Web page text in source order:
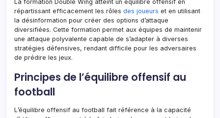
La formation Double Wing atteint un équilibre offensif en
répartissant efficacement les rôles des joueurs et en utilisant
la désinformation pour créer des options d’attaque
diversifiées. Cette formation permet aux équipes de maintenir
une attaque polyvalente capable de s’adapter à diverses
stratégies défensives, rendant difficile pour les adversaires
de prédire les jeux.
Principes de l’équilibre offensif au
football
L’équilibre offensif au football fait référence à la capacité